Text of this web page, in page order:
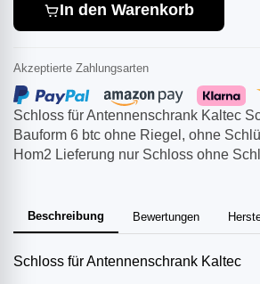
Schloss für Antennenschrank Kaltec
Bauform 6 btc ohne Riegel, ohne
Hom2 Lieferung nur Schloss ohne
Beschreibung Bewertungen
Schloss für Antennenschrank Kaltec
In den Warenkorb
Akzeptierte Zahlungsarten